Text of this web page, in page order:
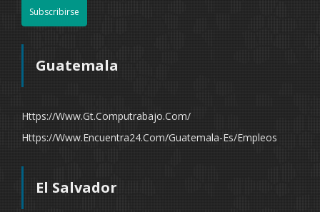
Subscribirse
Guatemala
Https://www.gt.computrabajo.com/
Https://www.encuentra24.com/guatemala-Es/empleos
El Salvador